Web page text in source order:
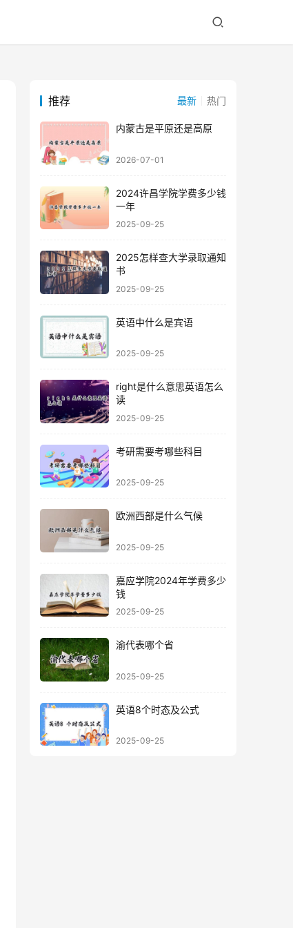
推荐 最新 热门
内蒙古是平原还是高原
2026-07-01
2024许昌学院学费多少钱
一年
2025-09-25
2025怎样查大学录取通知
书
2025-09-25
英语中什么是宾语
2025-09-25
right是什么意思英语怎么
读
2025-09-25
考研需要考哪些科目
2025-09-25
欧洲西部是什么气候
2025-09-25
嘉应学院2024年学费多少
钱
2025-09-25
渝代表哪个省
2025-09-25
英语8个时态及公式
2025-09-25